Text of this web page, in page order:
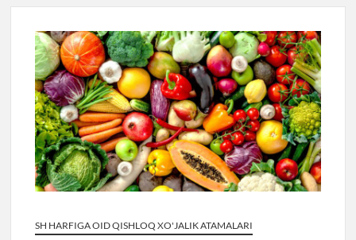
SH HARFIGA OID QISHLOQ XO'JALIK ATAMALARI